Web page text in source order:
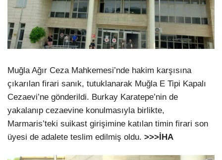
Muğla Ağır Ceza Mahkemesi’nde hakim karşısına
çıkarılan firari sanık, tutuklanarak Muğla E Tipi Kapalı
Cezaevi’ne gönderildi. Burkay Karatepe’nin de
yakalanıp cezaevine konulmasıyla birlikte,
Marmaris’teki suikast girişimine katılan timin firari son
üyesi de adalete teslim edilmiş oldu. >>>İHA